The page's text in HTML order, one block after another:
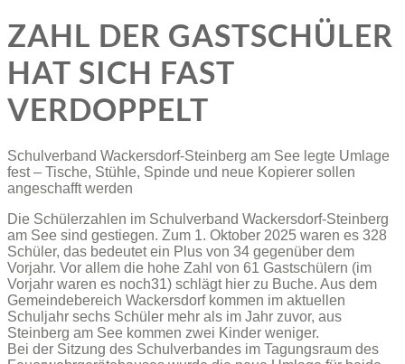
ZAHL DER GASTSCHÜLER
HAT SICH FAST
VERDOPPELT
Schulverband Wackersdorf-Steinberg am See legte Umlage
fest – Tische, Stühle, Spinde und neue Kopierer sollen
angeschafft werden
Die Schülerzahlen im Schulverband Wackersdorf-Steinberg
am See sind gestiegen. Zum 1. Oktober 2025 waren es 328
Schüler, das bedeutet ein Plus von 34 gegenüber dem
Vorjahr. Vor allem die hohe Zahl von 61 Gastschülern (im
Vorjahr waren es noch31) schlägt hier zu Buche. Aus dem
Gemeindebereich Wackersdorf kommen im aktuellen
Schuljahr sechs Schüler mehr als im Jahr zuvor, aus
Steinberg am See kommen zwei Kinder weniger.
Bei der Sitzung des Schulverbandes im Tagungsraum des